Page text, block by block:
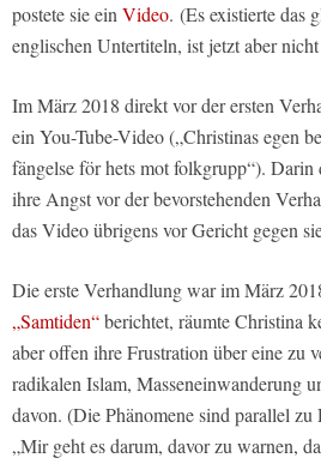
postete sie ein Video. (Es existierte das
englischen Untertiteln, ist jetzt aber
Im März 2018 direkt vor der ersten
ein You-Tube-Video („Christinas egen
fängelse för hets mot folkgrupp“). Darin
ihre Angst vor der bevorstehenden
das Video übrigens vor Gericht gegen
Die erste Verhandlung war im März
„Samtiden“berichtet, räumte Christina
aber offen ihre Frustration über eine zu
radikalen Islam, Masseneinwanderung
davon. (Die Phänomene sind parallel zu
„Mir geht es darum, davor zu warnen,